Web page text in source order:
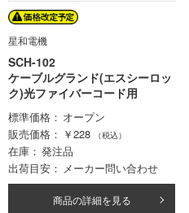
星和電機
SCH-102
ケーブルグランド(エスシーロッ
ク)光ファイバーコード用
標準価格
オープン
販売価格
￥228 （税込）
在庫
発注品
出荷目安
メーカー問い合わせ
商品の詳細を見る